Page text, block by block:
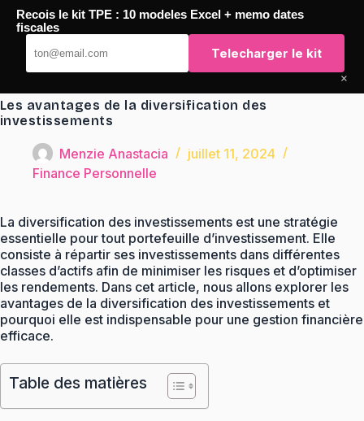
Passer
contenu
TaqTaq
Les avantages de la diversification des
investissements
Menzie Anastacia
juillet 11, 2024
Finance Personnelle
La diversification des investissements est une stratégie
essentielle pour tout portefeuille d’investissement. Elle
consiste à répartir ses investissements dans différentes
classes d’actifs afin de minimiser les risques et d’optimiser
les rendements. Dans cet article, nous allons explorer les
avantages de la diversification des investissements et
pourquoi elle est indispensable pour une gestion financière
efficace.
Table des matières
Recois le kit TPE : 10 modeles Excel + memo dates
fiscales
Telecharger le kit
×